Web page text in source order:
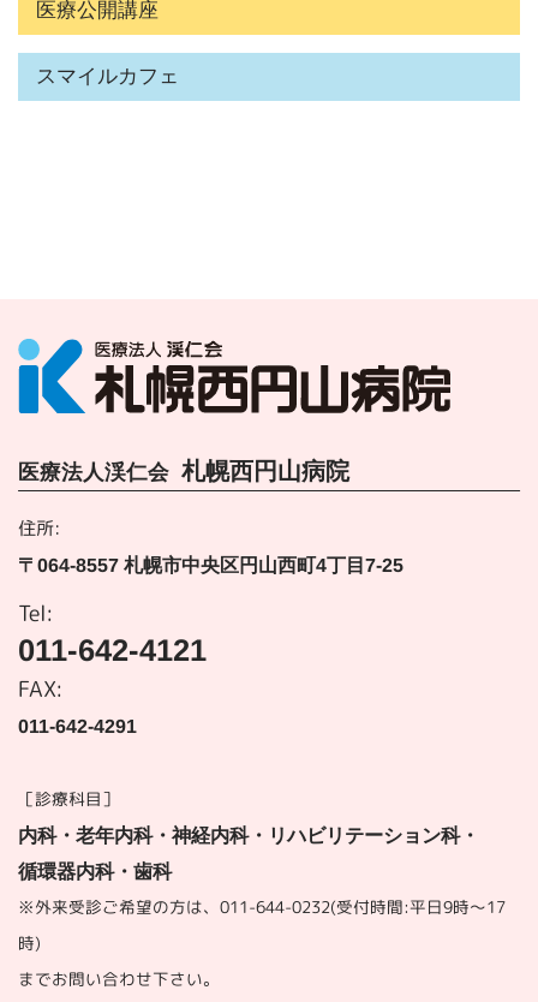
医療公開講座
スマイルカフェ
医療法人渓仁会 札幌西円山病院
住所:
〒064-8557 札幌市中央区円山西町4丁目7-25
Tel:
011-642-4121
FAX:
011-642-4291
［診療科目］
内科・老年内科・神経内科・リハビリテーション科・
循環器内科・歯科
※外来受診ご希望の方は、 011-644-0232(受付時間:平日9時～17
時)
までお問い合わせ下さい。